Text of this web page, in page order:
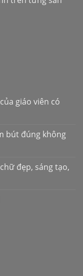
giáo viên có
bút đúng không
đẹp, sáng tạo,